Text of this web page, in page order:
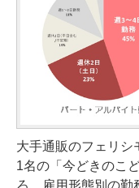
大手通販のフェリシ
1名の「今どきのこ